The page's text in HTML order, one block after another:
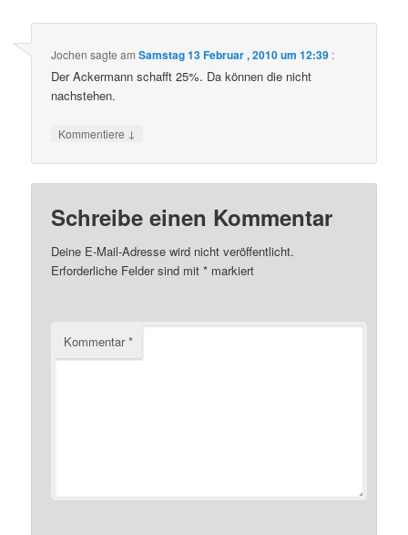
Jochen sagte amSamstag 13 Februar , 2010 um 12:39 :
Der Ackermann schafft 25%. Da können die nicht
nachstehen.
Kommentiere ↓
Schreibe einen Kommentar
Deine E-Mail-Adresse wird nicht veröffentlicht.
Erforderliche Felder sind mit* markiert
Kommentar*